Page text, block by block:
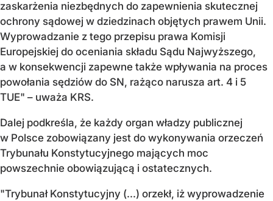
zaskarżenia niezbędnych do zapewnienia skutecznej
ochrony sądowej w dziedzinach objętych prawem Unii.
Wyprowadzanie z tego przepisu prawa Komisji
Europejskiej do oceniania składu Sądu Najwyższego,
a w konsekwencji zapewne także wpływania na proces
powołania sędziów do SN, rażąco narusza art. 4 i 5
TUE" – uważa KRS.
Dalej podkreśla, że każdy organ władzy publicznej
w Polsce zobowiązany jest do wykonywania orzeczeń
Trybunału Konstytucyjnego mających moc
powszechnie obowiązującą i ostatecznych.
"Trybunał Konstytucyjny (...) orzekł, iż wyprowadzenie